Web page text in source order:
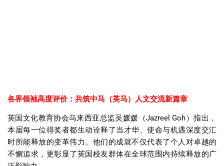
各界领袖高度评价：共筑中马（英马）人文交流新篇章
英国文化教育协会马来西亚总监吴媛媛（Jazreel Goh）指出，
本届每一位得奖者都生动诠释了当才华、使命与机遇深度交汇
时所能释放的变革伟力。他们的成就不仅代表了个人对卓越的
不懈追求，更彰显了英国校友群体在全球范围内持续释放的广